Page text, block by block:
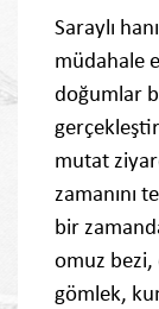
Saraylı
müdahale
doğumlar
mutat
zamanını
bir
omuz bezi,
gömlek,